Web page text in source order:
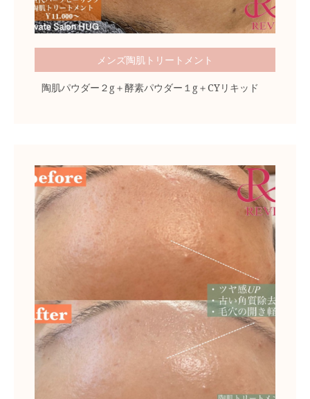
メンズ陶肌トリートメント
陶肌パウダー２g＋酵素パウダー１g＋CYリキッド